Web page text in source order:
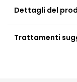
Dettagli del
Trattamenti